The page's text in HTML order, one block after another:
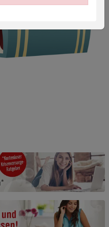
anzeigen
(1) Funktionale